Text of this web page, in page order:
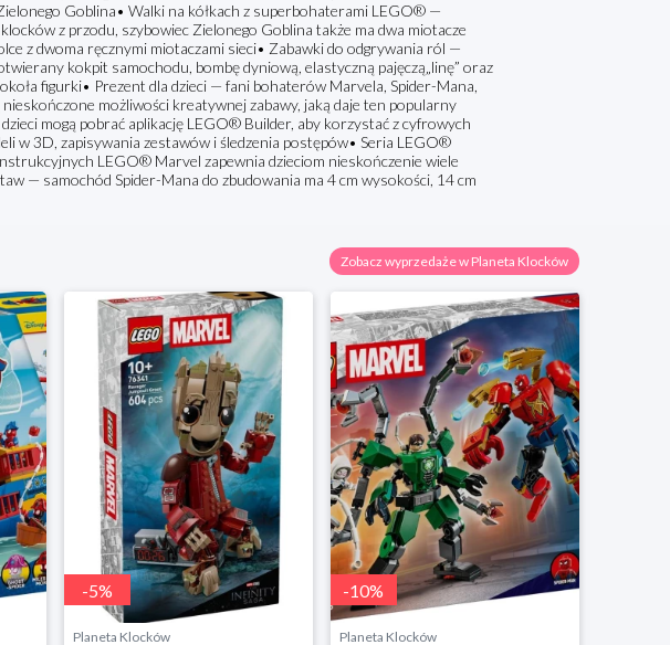
Goblina• Walki na kółkach z superbohaterami LEGO® —
z przodu, szybowiec Zielonego Goblina także ma dwa miotacze
z dwoma ręcznymi miotaczami sieci• Zabawki do odgrywania ról —
kokpit samochodu, bombę dyniową, elastyczną pajęczą„linę” oraz
figurki• Prezent dla dzieci — fani bohaterów Marvela, Spider-Mana,
możliwości kreatywnej zabawy, jaką daje ten popularny
mogą pobrać aplikację LEGO® Builder, aby korzystać z cyfrowych
w 3D, zapisywania zestawów i śledzenia postępów• Seria LEGO®
LEGO® Marvel zapewnia dzieciom nieskończenie wiele
— samochód Spider-Mana do zbudowania ma 4 cm wysokości, 14 cm
Zobacz wyprzedaże w Planeta Klocków
-5%
Planeta Klocków
-10%
Planeta Klocków